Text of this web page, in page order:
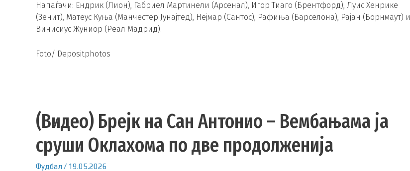
Напаѓачи: Ендрик (Лион), Габриел Мартинели (Арсенал), Игор Тиаго (Брентфорд), Луис Хенрике
(Зенит), Матеус Куња (Манчестер Јунајтед), Нејмар (Сантос), Рафиња (Барселона), Рајан (Борнмаут) и
Винисиус Жуниор (Реал Мадрид).
Foto/ Depositphotos
(Видео) Брејк на Сан Антонио – Вембањама ја
сруши Оклахома по две продолженија
Фудбал / 19.05.2026